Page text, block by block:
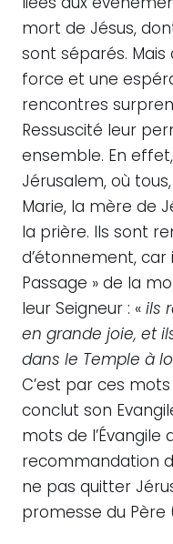
liées aux
mort de Jésus,
sont séparés. Mais
force et une
rencontres
Ressuscité leur
ensemble. En
Jérusalem, où
Marie, la mère de
la prière. Ils sont
d’étonnement, car
Passage » de la
leur Seigneur : « ils
en grande joie, et
dans le Temple à
C’est par ces mots
conclut son
mots de l’Évangile
recommandation
ne pas quitter
promesse du Père